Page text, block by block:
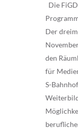
Die
Der
den
für
S-